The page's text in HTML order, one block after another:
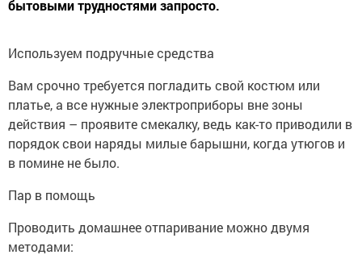
бытовыми трудностями запросто.
Используем подручные средства
Вам срочно требуется погладить свой костюм или
платье, а все нужные электроприборы вне зоны
действия – проявите смекалку, ведь как-то приводили в
порядок свои наряды милые барышни, когда утюгов и
в помине не было.
Пар в помощь
Проводить домашнее отпаривание можно двумя
методами: